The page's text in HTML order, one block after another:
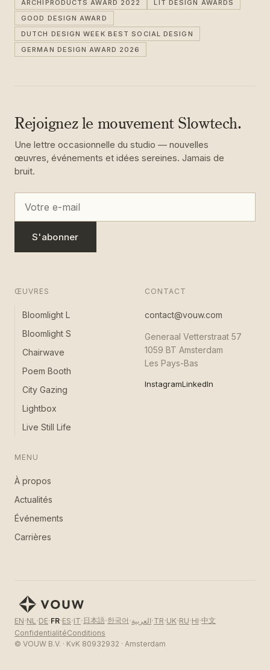
ARCHIPRODUCTS AWARD 2022
LIT DESIGN AWARDS
GOOD DESIGN AWARD
DUTCH DESIGN WEEK BEST SOCIAL DESIGN
GERMAN DESIGN AWARD 2026
Rejoignez le mouvement Slowtech.
Une lettre occasionnelle du studio — nouvelles
œuvres, événements et idées sereines. Jamais de
bruit.
S'abonner
ŒUVRES
Bloomlight L
Bloomlight S
Chairwave
Poem Booth
City Gazing
Lightbox
Live Still Life
MENU
À propos
Actualités
Événements
Carrières
CONTACT
contact@vouw.com
Generaal Vetterstraat 57
1059 BT Amsterdam
Les Pays-Bas
InstagramLinkedIn
EN·NL ·DE·FR·ES·IT· 日本語·한국어 ·العربية·TR·UK·RU·HI·中文
ConfidentialitéConditions
© VOUW B.V. · KvK 80932932 · Amsterdam